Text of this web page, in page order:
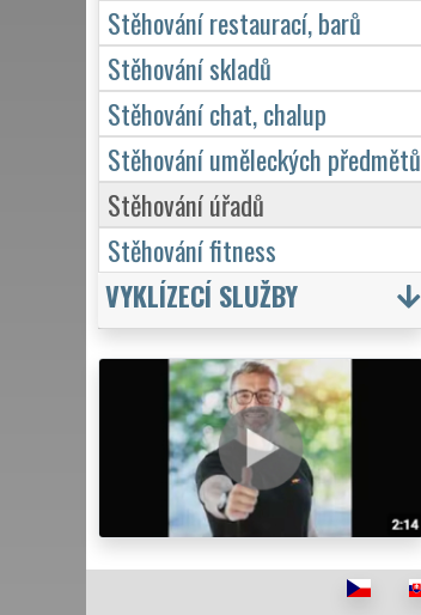
Stěhování restaurací, barů
Stěhování skladů
Stěhování chat, chalup
Stěhování uměleckých předmětů
Stěhování úřadů
Stěhování fitness
VYKLÍZECÍ SLUŽBY